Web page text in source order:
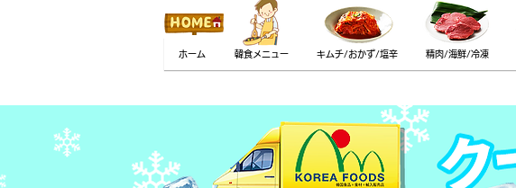
ホーム 韓食メニュー キムチ/おかず/塩辛 精肉/海鮮/冷凍